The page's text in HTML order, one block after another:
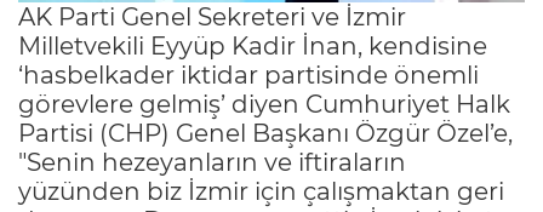
AK Parti Genel Sekreteri ve İzmir
Milletvekili Eyyüp Kadir İnan, kendisine
‘hasbelkader iktidar partisinde önemli
görevlere gelmiş’ diyen Cumhuriyet Halk
Partisi (CHP) Genel Başkanı Özgür Özel’e,
"Senin hezeyanların ve iftiraların
yüzünden biz İzmir için çalışmaktan geri